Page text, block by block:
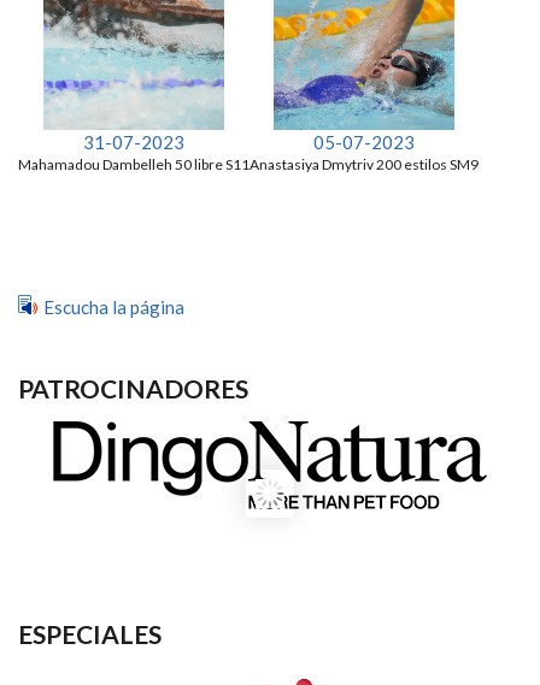
31-07-2023
Mahamadou Dambelleh 50 libre S11
05-07-2023
Anastasiya Dmytriv 200 estilos SM9
Escucha la página
PATROCINADORES
ESPECIALES